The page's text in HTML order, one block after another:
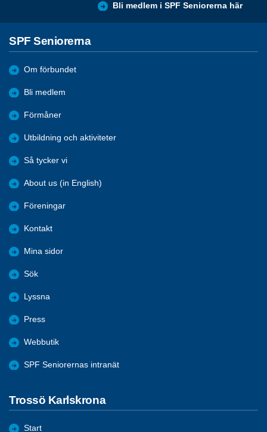
Bli medlem i SPF Seniorerna här
SPF Seniorerna
Om förbundet
Bli medlem
Förmåner
Utbildning och aktiviteter
Så tycker vi
About us (in English)
Föreningar
Kontakt
Mina sidor
Sök
Lyssna
Press
Webbutik
SPF Seniorernas intranät
Trossö Karlskrona
Start